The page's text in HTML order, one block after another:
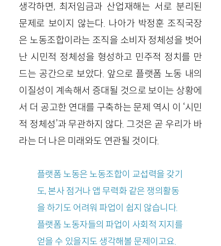
생각하면, 최저임금과 산업재해는 서로 분리된
문제로 보이지 않는다. 나아가 박정훈 조직국장
은 노동조합이라는 조직을 소비자 정체성을 벗어
난 시민적 정체성을 형성하고 민주적 정치를 만
드는 공간으로 보았다. 앞으로 플랫폼 노동 내의
이질성이 계속해서 증대될 것으로 보이는 상황에
서 더 공고한 연대를 구축하는 문제 역시 이 ‘시민
적 정체성’과 무관하지 않다. 그것은 곧 우리가 바
라는 더 나은 미래와도 연관될 것이다.
플랫폼 노동은 노동조합이 교섭력을 갖기
도, 본사 점거나 앱 무력화 같은 쟁의활동
을 하기도 어려워 파업이 쉽지 않습니다.
플랫폼 노동자들의 파업이 사회적 지지를
얻을 수 있을지도 생각해볼 문제이고요.